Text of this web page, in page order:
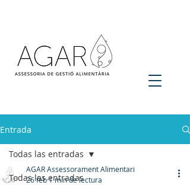
Entrada
Todas las entradas
Todas las entradas
AGAR Assessorament Alimentari
26 feb1 min de lectura